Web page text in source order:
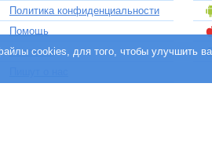
Политика конфиденциальности
Помощь
Контактыcookies, для того, чтобы улучшить